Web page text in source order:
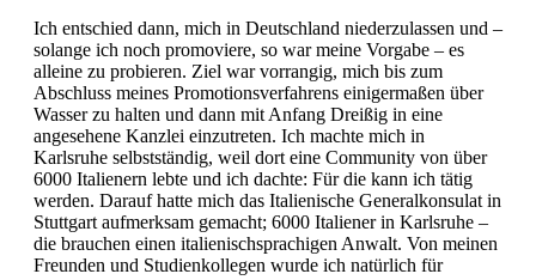
Ich entschied dann, mich in Deutschland niederzulassen und –
solange ich noch promoviere, so war meine Vorgabe – es
alleine zu probieren. Ziel war vorrangig, mich bis zum
Abschluss meines Promotionsverfahrens einigermaßen über
Wasser zu halten und dann mit Anfang Dreißig in eine
angesehene Kanzlei einzutreten. Ich machte mich in
Karlsruhe selbstständig, weil dort eine Community von über
6000 Italienern lebte und ich dachte: Für die kann ich tätig
werden. Darauf hatte mich das Italienische Generalkonsulat in
Stuttgart aufmerksam gemacht; 6000 Italiener in Karlsruhe –
die brauchen einen italienischsprachigen Anwalt. Von meinen
Freunden und Studienkollegen wurde ich natürlich für